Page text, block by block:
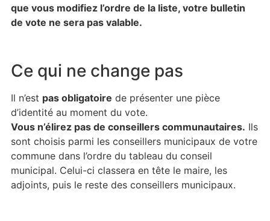
que vous modifiez l’ordre de la liste, votre bulletin
de vote ne sera pas valable.
Ce qui ne change pas
Il n’est pas obligatoire de présenter une pièce
d’identité au moment du vote.
Vous n’élirez pas de conseillers communautaires. Ils
sont choisis parmi les conseillers municipaux de votre
commune dans l’ordre du tableau du conseil
municipal. Celui-ci classera en tête le maire, les
adjoints, puis le reste des conseillers municipaux.